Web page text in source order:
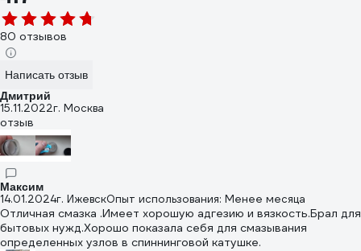
80 отзывов
Написать отзыв
Дмитрий
15.11.2022г. Москва
отзыв
Максим
14.01.2024г. ИжевскОпыт использования: Менее месяца
Отличная смазка .Имеет хорошую адгезию и вязкость.Брал для
бытовых нужд.Хорошо показала себя для смазывания
определенных узлов в спиннинговой катушке.